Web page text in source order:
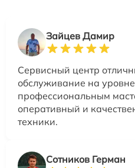
Зайцев Дамир
Сервисный центр
обслуживание на
профессиональным
оперативный и
техники.
Сотников Герман